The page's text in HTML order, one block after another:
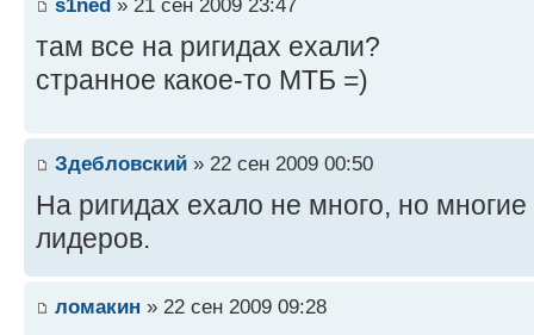
s1ned » 21 сен 2009 23:47
там все на ригидах ехали?
странное какое-то МТБ =)
Здебловский » 22 сен 2009 00:50
На ригидах ехало не много, но
лидеров.
ломакин » 22 сен 2009 09:28